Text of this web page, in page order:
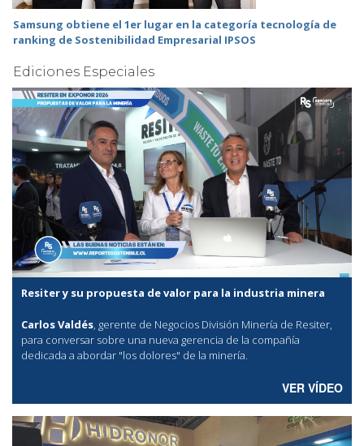
Samsung obtiene el 1er lugar en la categoría tecnología de
ranking de Sostenibilidad Empresarial IPSOS
Ediciones Especiales
Resiter y su propuesta de valor para la industria minera
Carlos Valdés, gerente de Negocios División Minería de Resiter,
para conversar sobre una nueva gerencia de la compañía
dedicada a abordar "los dolores" de la minería.
VER VÍDEO